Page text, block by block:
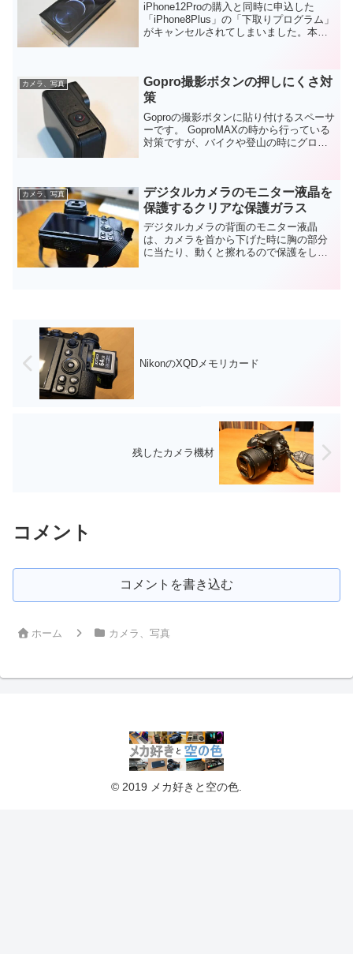
iPhone12Proの購入と同時に申込した
「iPhone8Plus」の「下取りプログラム」
がキャンセルされてしまいました。本人
ばと...
カメラ、写真
Gopro撮影ボタンの押しにくさ対
策
Goproの撮影ボタンに貼り付けるスペーサ
ーです。 GoproMAXの時から行っている
対策ですが、バイクや登山の時にグロー
りでも撮影...
カメラ、写真
デジタルカメラのモニター液晶を
保護するクリアな保護ガラス
デジタルカメラの背面のモニター液晶
は、カメラを首から下げた時に胸の部分
に当たり、動くと擦れるので保護をした
NikonのXQDメモリカード
残したカメラ機材
コメント
コメントを書き込む
ホーム カメラ、写真
© 2019 メカ好きと空の色.